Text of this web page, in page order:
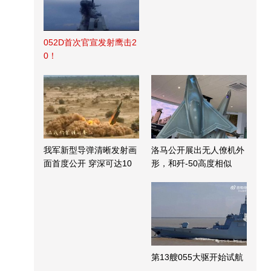
052D首次官宣发射鹰击2
0！
我军新型导弹清晰发射画
面首度公开 穿深可达10
洛马公开展出无人僚机外
形，和歼-50高度相似
第13艘055大驱开始试航